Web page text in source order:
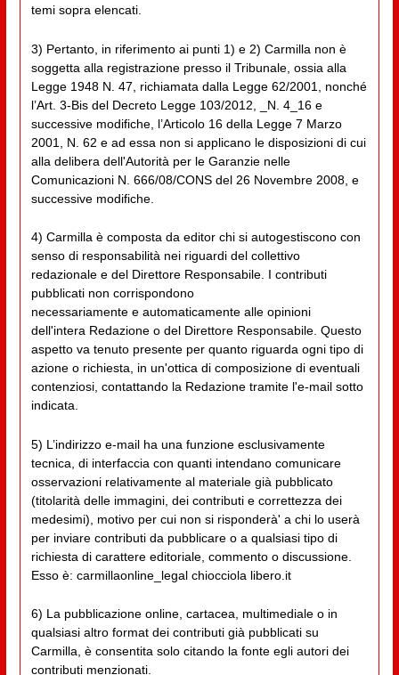
temi sopra elencati.
3) Pertanto, in riferimento ai punti 1) e 2) Carmilla non è
soggetta alla registrazione presso il Tribunale, ossia alla
Legge 1948 N. 47, richiamata dalla Legge 62/2001, nonché
l’Art. 3-Bis del Decreto Legge 103/2012, _N. 4_16 e
successive modifiche, l’Articolo 16 della Legge 7 Marzo
2001, N. 62 e ad essa non si applicano le disposizioni di cui
alla delibera dell'Autorità per le Garanzie nelle
Comunicazioni N. 666/08/CONS del 26 Novembre 2008, e
successive modifiche.
4) Carmilla è composta da editor chi si autogestiscono con
senso di responsabilità nei riguardi del collettivo
redazionale e del Direttore Responsabile. I contributi
pubblicati non corrispondono
necessariamente e automaticamente alle opinioni
dell'intera Redazione o del Direttore Responsabile. Questo
aspetto va tenuto presente per quanto riguarda ogni tipo di
azione o richiesta, in un'ottica di composizione di eventuali
contenziosi, contattando la Redazione tramite l'e-mail sotto
indicata.
5) L’indirizzo e-mail ha una funzione esclusivamente
tecnica, di interfaccia con quanti intendano comunicare
osservazioni relativamente al materiale già pubblicato
(titolarità delle immagini, dei contributi e correttezza dei
medesimi), motivo per cui non si risponderà' a chi lo userà
per inviare contributi da pubblicare o a qualsiasi tipo di
richiesta di carattere editoriale, commento o discussione.
Esso è: carmillaonline_legal chiocciola libero.it
6) La pubblicazione online, cartacea, multimediale o in
qualsiasi altro format dei contributi già pubblicati su
Carmilla, è consentita solo citando la fonte egli autori dei
contributi menzionati.